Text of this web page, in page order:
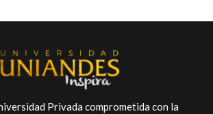
Privada comprometida con la